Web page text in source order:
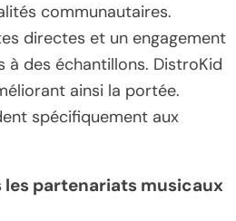
communautaires.
directes et un engagement
des échantillons. DistroKid
ainsi la portée.
spécifiquement aux
partenariats musicaux